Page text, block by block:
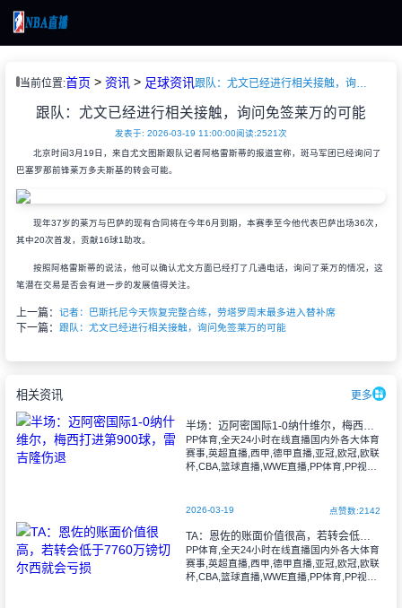
播
闻
像
像
当前位置:首页 > 资讯> 足球资讯 跟队：尤文已经进行相关接触，询问免签莱万的可能
跟队：尤文已经进行相关接触，询问免签莱万的可能
发表于: 2026-03-19 11:00:00阅读:2521次
北京时间3月19日，来自尤文图斯跟队记者阿格雷斯蒂的报道宣称，斑马军团已经询问了
巴塞罗那前锋莱万多夫斯基的转会可能。
现年37岁的莱万与巴萨的现有合同将在今年6月到期，本赛季至今他代表巴萨出场36次，
其中20次首发，贡献16球1助攻。
按照阿格雷斯蒂的说法，他可以确认尤文方面已经打了几通电话，询问了莱万的情况，这
笔潜在交易是否会有进一步的发展值得关注。
上一篇： 记者：巴斯托尼今天恢复完整合练，劳塔罗周末最多进入替补席
下一篇： 跟队：尤文已经进行相关接触，询问免签莱万的可能
相关资讯 更多
半场：迈阿密国际1-0纳什维尔，梅西打进第900球，雷吉隆伤退
PP体育,全天24小时在线直播国内外各大体育
赛事,英超直播,西甲,德甲直播,亚冠,欧冠,欧联
杯,CBA,篮球直播,WWE直播,PP体育,PP视频
2026-03-19 点赞数:2142
TA：恩佐的账面价值很高，若转会低于7760万镑切尔西就会亏损
PP体育,全天24小时在线直播国内外各大体育
赛事,英超直播,西甲,德甲直播,亚冠,欧冠,欧联
杯,CBA,篮球直播,WWE直播,PP体育,PP视频